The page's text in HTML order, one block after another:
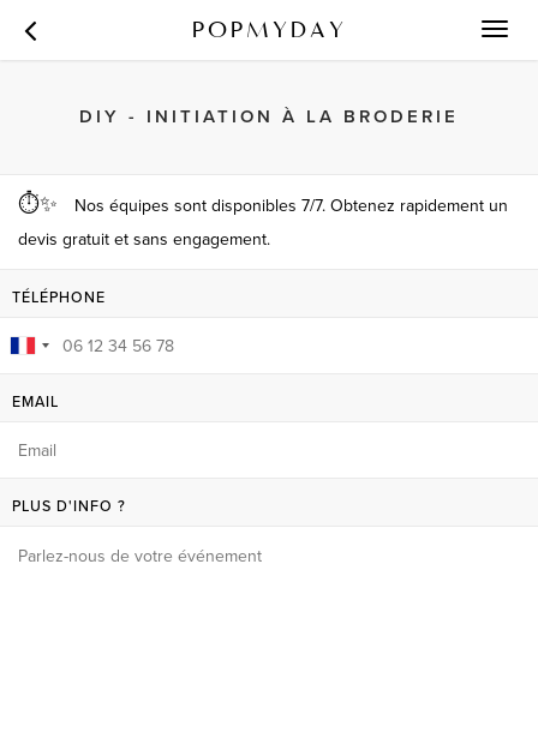
POPMYDAY
DIY - INITIATION À LA BRODERIE
⏱✨
Nos équipes sont disponibles 7/7. Obtenez rapidement un
devis gratuit et sans engagement.
TÉLÉPHONE
EMAIL
PLUS D'INFO ?